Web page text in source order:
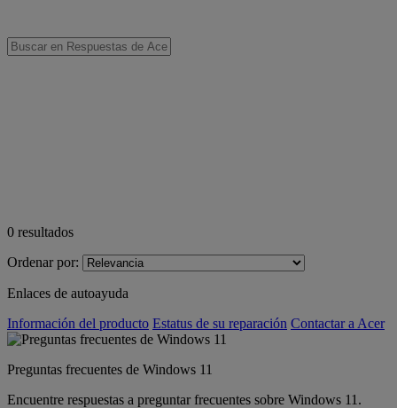
0 resultados
Ordenar por:
Enlaces de autoayuda
Información del producto Estatus de su reparación Contactar a Acer
Preguntas frecuentes de Windows 11
Encuentre respuestas a preguntar frecuentes sobre Windows 11.